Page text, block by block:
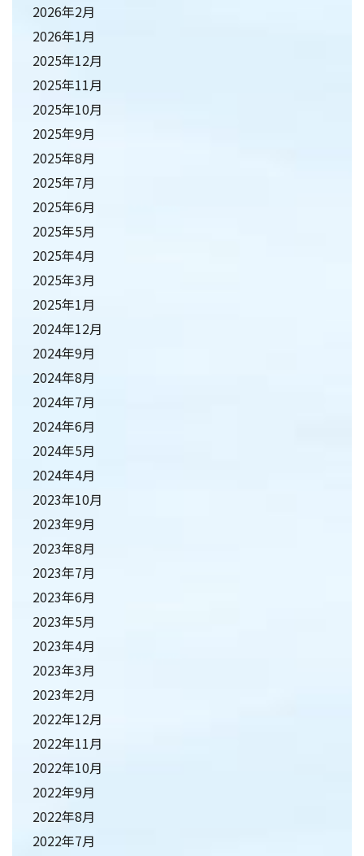
2026年2月
2026年1月
2025年12月
2025年11月
2025年10月
2025年9月
2025年8月
2025年7月
2025年6月
2025年5月
2025年4月
2025年3月
2025年1月
2024年12月
2024年9月
2024年8月
2024年7月
2024年6月
2024年5月
2024年4月
2023年10月
2023年9月
2023年8月
2023年7月
2023年6月
2023年5月
2023年4月
2023年3月
2023年2月
2022年12月
2022年11月
2022年10月
2022年9月
2022年8月
2022年7月